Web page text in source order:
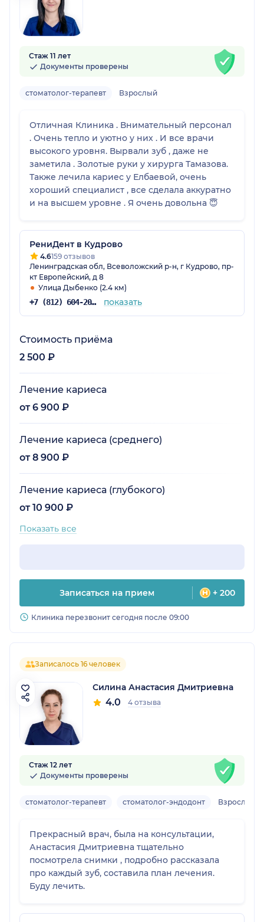
Стаж 11 лет
Документы проверены
стоматолог-терапевт Взрослый
Отличная Клиника . Внимательный персонал
. Очень тепло и уютно у них . И все врачи
высокого уровня. Вырвали зуб , даже не
заметила . Золотые руки у хирурга Тамазова.
Также лечила кариес у Елбаевой, очень
хороший специалист , все сделала аккуратно
и на высшем уровне . Я очень довольна 😇
РениДент в Кудрово
4.6159 отзывов
Ленинградская обл, Всеволожский р-н, г Кудрово, пр-
кт Европейский, д 8
Улица Дыбенко (2.4 км)
+7 (812) 604-20-91 показать
Стоимость приёма
2 500 ₽
Лечение кариеса
от 6 900 ₽
Лечение кариеса (среднего)
от 8 900 ₽
Лечение кариеса (глубокого)
от 10 900 ₽
Показать все
Записаться на прием + 200
Клиника перезвонит сегодня после 09:00
Записалось 16 человек
Силина Анастасия Дмитриевна
4.0 4 отзыва
Стаж 12 лет
Документы проверены
стоматолог-терапевт стоматолог-эндодонт Взрослый
Прекрасный врач, была на консультации,
Анастасия Дмитриевна тщательно
посмотрела снимки , подробно рассказала
про каждый зуб, составила план лечения.
Буду лечить.